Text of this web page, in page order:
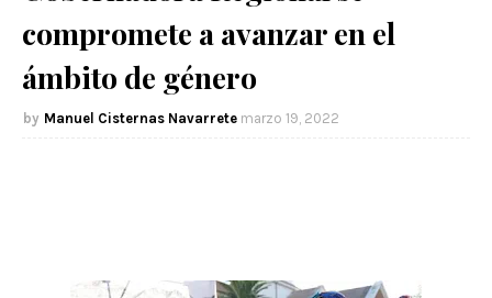
compromete a avanzar en el
ámbito de género
Manuel Cisternas Navarrete marzo 19, 2022